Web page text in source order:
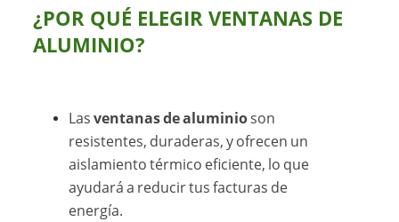
¿POR QUÉ ELEGIR VENTANAS DE
ALUMINIO?
Lasventanas de aluminioson
resistentes, duraderas, y ofrecen un
aislamiento térmico eficiente, lo que
ayudará a reducir tus facturas de
energía.